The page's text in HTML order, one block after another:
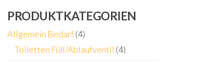
PRODUKTKATEGORIEN
Allgemein Bedarf(4)
Toiletten Füll/Ablaufventil (4)